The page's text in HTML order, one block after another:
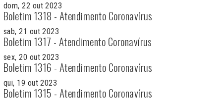
dom, 22 out 2023
Boletim 1318 - Atendimento Coronavírus
sab, 21 out 2023
Boletim 1317 - Atendimento Coronavírus
sex, 20 out 2023
Boletim 1316 - Atendimento Coronavírus
qui, 19 out 2023
Boletim 1315 - Atendimento Coronavírus